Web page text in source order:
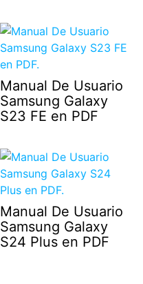
Manual De Usuario
Samsung Galaxy
S23 FE en PDF
Manual De Usuario
Samsung Galaxy
S24 Plus en PDF